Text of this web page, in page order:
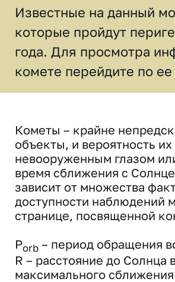
Известные на данный
которые пройдут
года. Для просмотра
комете перейдите по
Кометы – крайне
объекты, и вероятность
невооруженным глазом
время сближения с
зависит от множества
доступности наблюдений
странице, посвященной
Porb – период обращения
R – расстояние до Солнца
максимального